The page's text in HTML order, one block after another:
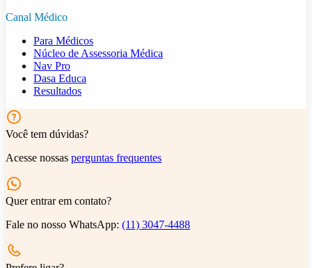
Canal Médico
Para Médicos
Núcleo de Assessoria Médica
Nav Pro
Dasa Educa
Resultados
Você tem dúvidas?
Acesse nossas perguntas frequentes
Quer entrar em contato?
Fale no nosso WhatsApp: (11) 3047-4488